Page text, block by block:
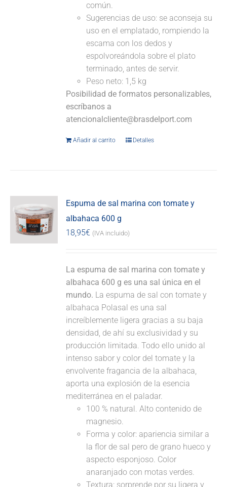
común.
Sugerencias de uso: se aconseja su
uso en el emplatado, rompiendo la
escama con los dedos y
espolvoreándola sobre el plato
terminado, antes de servir.
Peso neto: 1,5 kg
Posibilidad de formatos personalizables,
escríbanos a
atencionalcliente@brasdelport.com
Añadir al carrito Detalles
Espuma de sal marina con tomate y
albahaca 600 g
18,95€ (IVA incluido)
La espuma de sal marina con tomate y
albahaca 600 g es una sal única en el
mundo. La espuma de sal con tomate y
albahaca Polasal es una sal
increíblemente ligera gracias a su baja
densidad, de ahí su exclusividad y su
producción limitada. Todo ello unido al
intenso sabor y color del tomate y la
envolvente fragancia de la albahaca,
aporta una explosión de la esencia
mediterránea en el paladar.
100 % natural. Alto contenido de
magnesio.
Forma y color: apariencia similar a
la flor de sal pero de grano hueco y
aspecto esponjoso. Color
anaranjado con motas verdes.
Textura: sorprende por su ligera y